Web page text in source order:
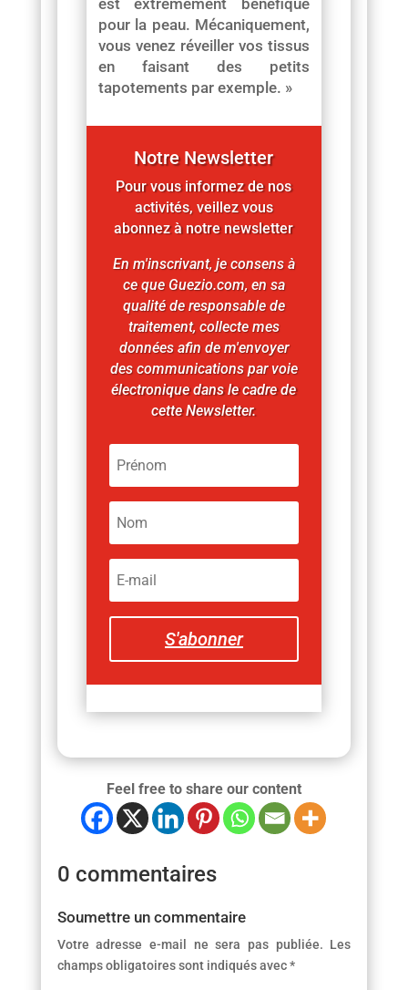
pour la peau. Mécaniquement,
vous venez réveiller vos tissus
en faisant des petits
tapotements par exemple. »
Notre Newsletter
Pour vous informez de nos
activités, veillez vous
abonnez à notre newsletter
En m'inscrivant, je consens à
ce que Guezio.com, en sa
qualité de responsable de
traitement, collecte mes
données afin de m'envoyer
des communications par voie
électronique dans le cadre de
cette Newsletter.
S'abonner
Feel free to share our content
0 commentaires
Soumettre un commentaire
Votre adresse e-mail ne sera pas publiée. Les
champs obligatoires sont indiqués avec*